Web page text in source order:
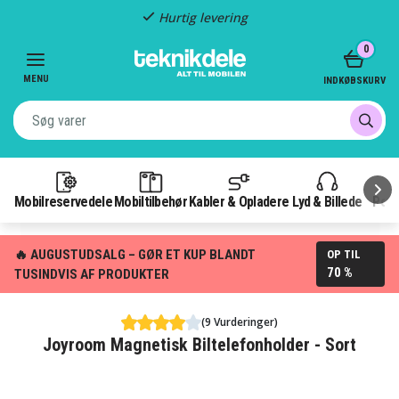
Hurtig levering
MENU
Mobilreservedele Mobiltilbehør Kabler & Opladere Lyd & Billede
0
INDKØBSKURV
🔥 AUGUSTUDSALG – GØR ET KUP BLANDT
TUSINDVIS AF PRODUKTER
OP TIL
70 %
(9 Vurderinger)
Joyroom Magnetisk Biltelefonholder - Sort